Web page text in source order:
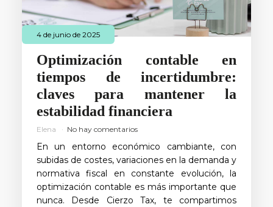
4 de junio de 2025
Optimización contable en
tiempos de incertidumbre:
claves para mantener la
estabilidad financiera
Elena No hay comentarios
En un entorno económico cambiante, con
subidas de costes, variaciones en la demanda y
normativa fiscal en constante evolución, la
optimización contable es más importante que
nunca. Desde Cierzo Tax, te compartimos